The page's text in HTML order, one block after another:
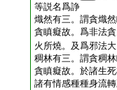
等説名爲諍
熾然有三。謂貪熾
貪瞋癡故。爲非法
火所燒。及爲邪法
稠林有三。謂貪稠
貪瞋癡故。於諸生
諸有情感種種身流